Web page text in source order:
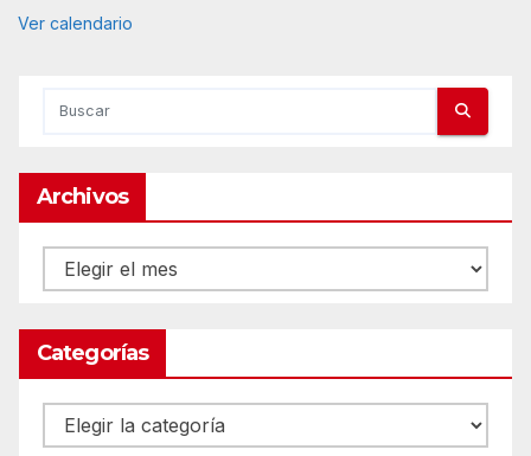
o
a
Ver calendario
Archivos
Archivos
Categorías
Categorías